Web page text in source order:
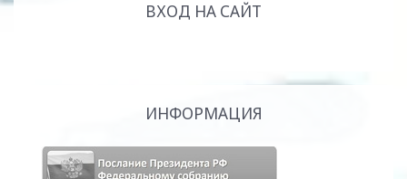
ВХОД НА САЙТ
ИНФОРМАЦИЯ